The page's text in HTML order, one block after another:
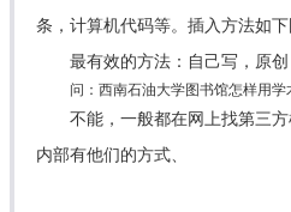
条，计算机代码等。插入方法如下
最有效的方法：自己写，原创
问：西南石油大学图书馆怎样用学
不能，一般都在网上找第三
内部有他们的方式、